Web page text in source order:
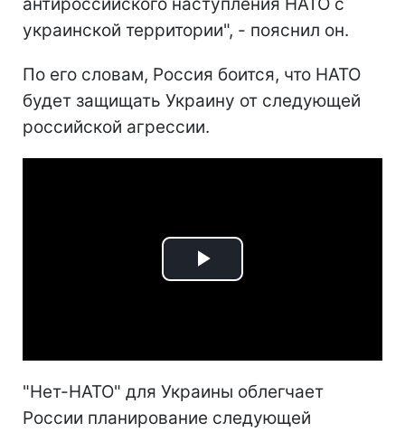
украинской территории", - пояснил он.
По его словам, Россия боится, что НАТО
будет защищать Украину от следующей
российской агрессии.
Play
"Нет-НАТО" для Украины облегчает
России планирование следующей